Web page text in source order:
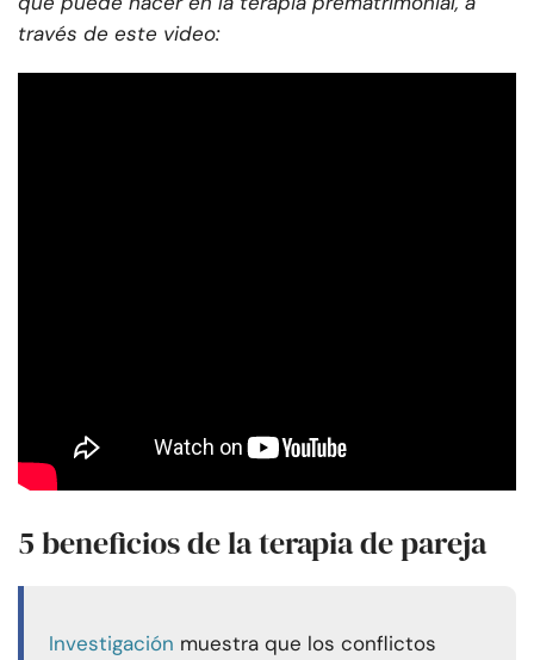
través de este video:
5 beneficios de la terapia de pareja
Investigación muestra que los conflictos